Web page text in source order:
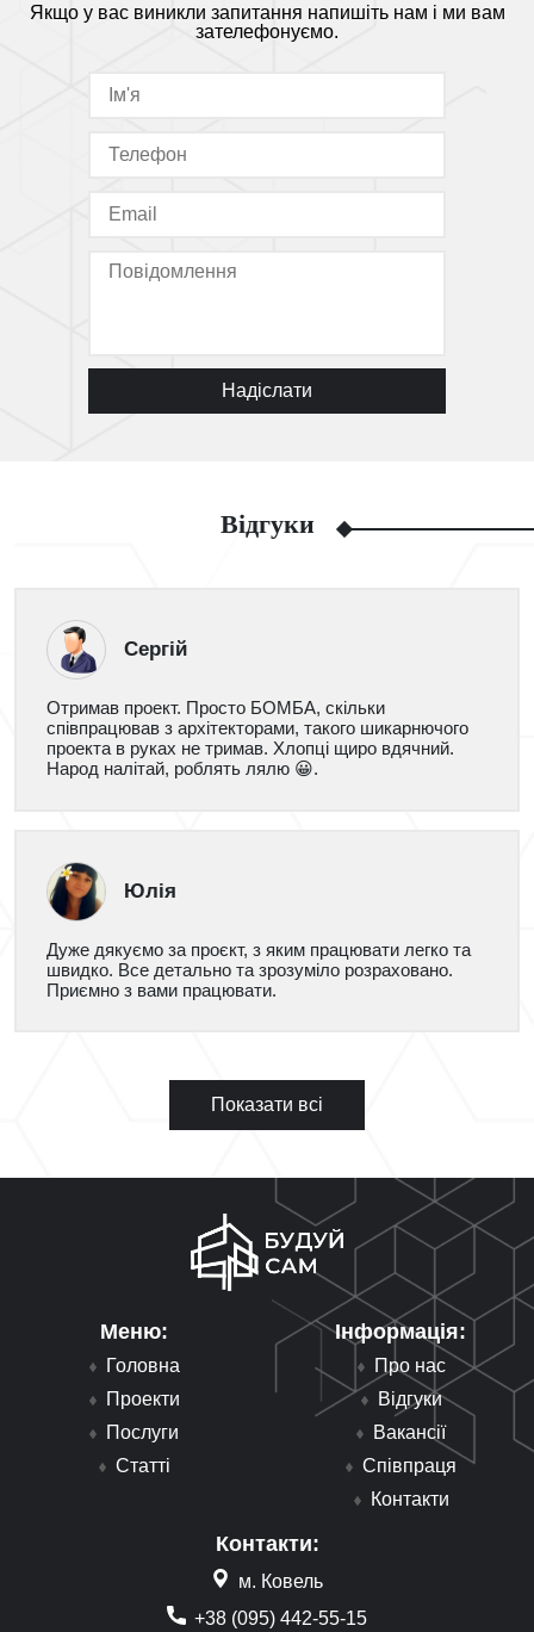
Якщо у вас виникли запитання напишіть нам і ми вам
зателефонуємо.
Надіслати
Відгуки
Сергій
Отримав проект. Просто БОМБА, скільки
співпрацював з архітекторами, такого шикарнючого
проекта в руках не тримав. Хлопці щиро вдячний.
Народ налітай, роблять лялю 😀.
Юлія
Дуже дякуємо за проєкт, з яким працювати легко та
швидко. Все детально та зрозуміло розраховано.
Приємно з вами працювати.
Показати всі
Меню:
Головна
Проекти
Послуги
Статті
Інформація:
Про нас
Відгуки
Вакансії
Співпраця
Контакти
Контакти:
м. Ковель
+38 (095) 442-55-15